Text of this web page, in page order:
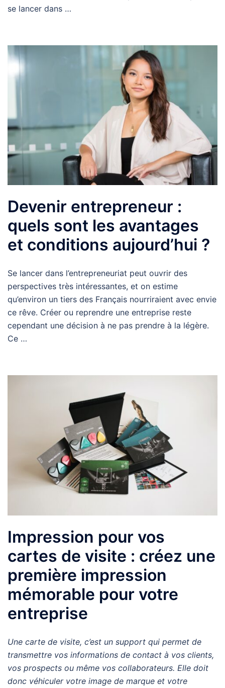
se lancer dans …
Devenir entrepreneur :
quels sont les avantages
et conditions aujourd’hui ?
Se lancer dans l’entrepreneuriat peut ouvrir des
perspectives très intéressantes, et on estime
qu’environ un tiers des Français nourriraient avec envie
ce rêve. Créer ou reprendre une entreprise reste
cependant une décision à ne pas prendre à la légère.
Ce …
Impression pour vos
cartes de visite : créez une
première impression
mémorable pour votre
entreprise
Une carte de visite, c’est un support qui permet de
transmettre vos informations de contact à vos clients,
vos prospects ou même vos collaborateurs. Elle doit
donc véhiculer votre image de marque et votre